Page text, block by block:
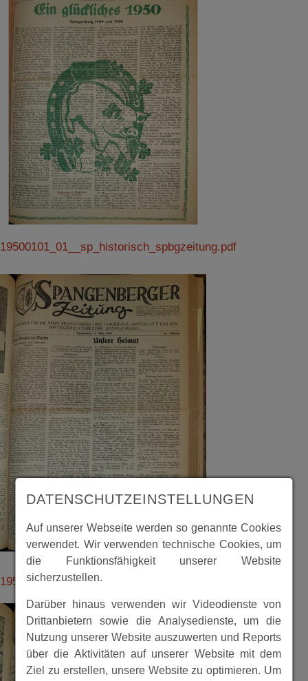
19500101_01__sp_historisch_spbgzeitung.pdf
19500312_11__sp_historisch_spbgzeitung.pdf
DATENSCHUTZEINSTELLUNGEN
Auf unserer Webseite werden so genannte Cookies
verwendet. Wir verwenden technische Cookies, um
die Funktionsfähigkeit unserer Website
sicherzustellen.
Darüber hinaus verwenden wir Videodienste von
Drittanbietern sowie die Analysedienste, um die
Nutzung unserer Website auszuwerten und Reports
über die Aktivitäten auf unserer Website mit dem
Ziel zu erstellen, unsere Website zu optimieren. Um